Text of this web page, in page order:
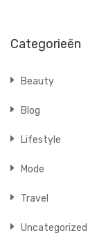
Categorieën
Beauty
Blog
Lifestyle
Mode
Travel
Uncategorized